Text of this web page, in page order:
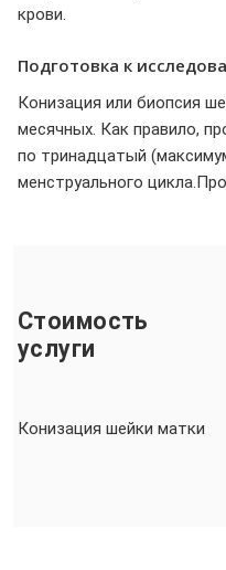
крови.
Подготовка к
Конизация или биопсия
месячных. Как правило,
по тринадцатый
менструального
Стоимость
услуги
Конизация шейки матки